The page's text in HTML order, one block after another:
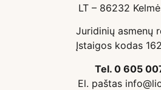
LT – 86232
Juridinių asmenų
Įstaigos kodas
Tel. 0 605
El. paštas